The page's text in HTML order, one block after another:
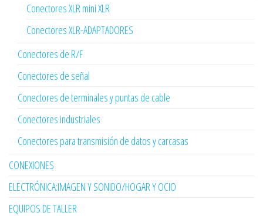
Conectores XLR mini XLR
Conectores XLR-ADAPTADORES
Conectores de R/F
Conectores de señal
Conectores de terminales y puntas de cable
Conectores industriales
Conectores para transmisión de datos y carcasas
CONEXIONES
ELECTRÓNICA:IMAGEN Y SONIDO/HOGAR Y OCIO
EQUIPOS DE TALLER